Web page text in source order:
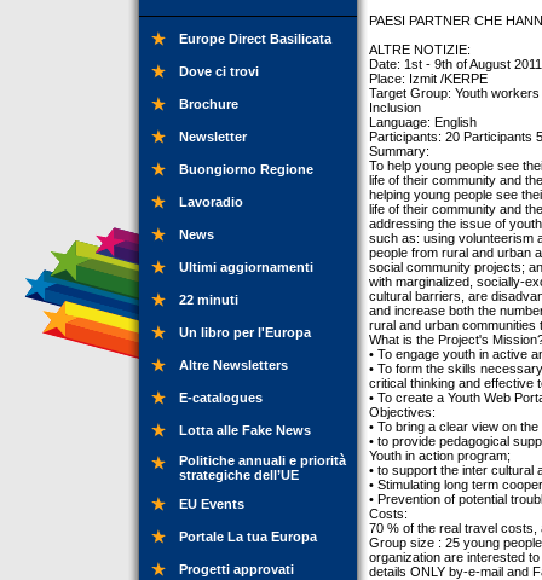
Europe Direct Basilicata
Dove ci trovi
Brochure
Newsletter
Buongiorno Regione
Lavoradio
News
Ultimi aggiornamenti
22 minuti
Un libro per l'Europa
Altre Newsletters
E-catalogues
Lotta alle Fake News
Politiche annuali e priorità
strategiche dell’UE
EU Events
Portale La tua Europa
Progetti approvati
PAESI PARTNER CHE
ALTRE NOTIZIE:
Date: 1st - 9th of August
Place: Izmit /KERPE
Target Group: Youth
Inclusion
Language: English
Participants: 20 Participants
Summary:
To help young people see
life of their community and
helping young people see
life of their community and
addressing the issue of
such as: using volunteerism
people from rural and urban
social community projects;
with marginalized, socially-
cultural barriers, are
and increase both the
rural and urban communities
What is the Project's
• To engage youth in active
• To form the skills
critical thinking and effective
• To create a Youth Web
Objectives:
• To bring a clear view on
• to provide pedagogical
Youth in action program;
• to support the inter cultural
• Stimulating long term
• Prevention of potential
Costs:
70 % of the real travel costs,
Group size : 25 young
organization are interested
details ONLY by-e-mail and